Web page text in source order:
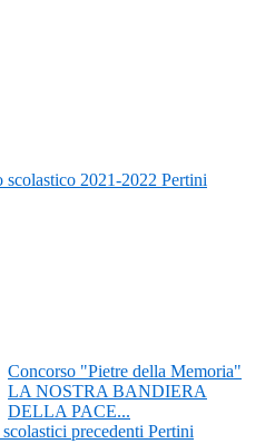
scolastico 2021-2022 Pertini
Concorso "Pietre della Memoria"
LA NOSTRA BANDIERA
DELLA PACE...
precedenti Pertini